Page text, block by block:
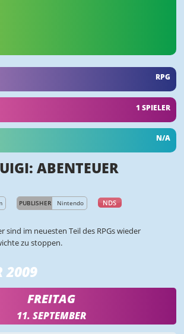
RPG
1 SPIELER
N/A
ABENTEUER
PUBLISHER Nintendo NDS
sind im neuesten Teil des RPGs wieder
zu stoppen.
2009
FREITAG
11. SEPTEMBER